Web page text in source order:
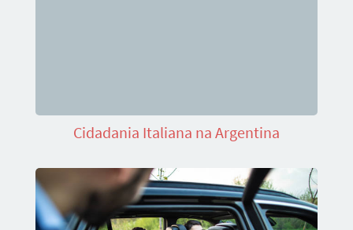
Cidadania Italiana na Argentina